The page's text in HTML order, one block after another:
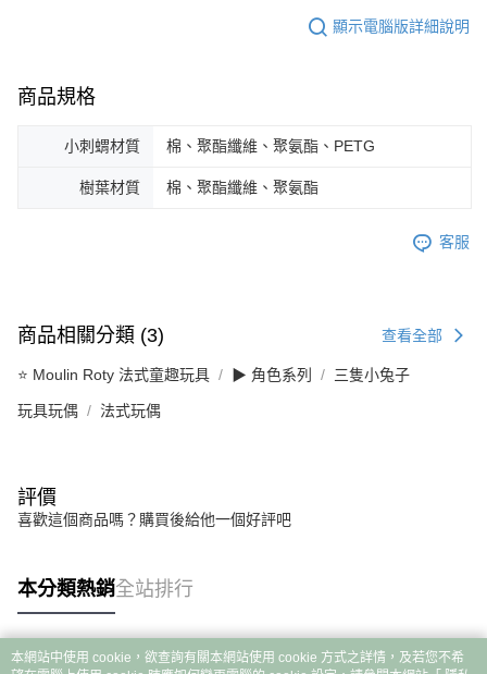
顯示電腦版詳細說明
商品規格
小刺蝟材質 棉、聚酯纖維、聚氨酯、PETG
樹葉材質 棉、聚酯纖維、聚氨酯
客服
商品相關分類 (3) 查看全部
⭐ Moulin Roty 法式童趣玩具 ▶︎ 角色系列 三隻小兔子
玩具玩偶 法式玩偶
評價
喜歡這個商品嗎？購買後給他一個好評吧
本分類熱銷全站排行
本網站中使用 cookie，欲查詢有關本網站使用 cookie 方式之詳情，及若您不希